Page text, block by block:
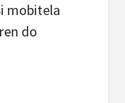
mobitela
do